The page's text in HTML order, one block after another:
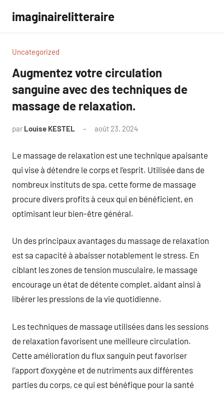
contenu
imaginairelitteraire
Uncategorized
Augmentez votre circulation
sanguine avec des techniques de
massage de relaxation.
par Louise KESTEL août 23, 2024
Le massage de relaxation est une technique apaisante
qui vise à détendre le corps et l’esprit. Utilisée dans de
nombreux instituts de spa, cette forme de massage
procure divers profits à ceux qui en bénéficient, en
optimisant leur bien-être général.
Un des principaux avantages du massage de relaxation
est sa capacité à abaisser notablement le stress. En
ciblant les zones de tension musculaire, le massage
encourage un état de détente complet, aidant ainsi à
libérer les pressions de la vie quotidienne.
Les techniques de massage utilisées dans les sessions
de relaxation favorisent une meilleure circulation.
Cette amélioration du flux sanguin peut favoriser
l’apport d’oxygène et de nutriments aux différentes
parties du corps, ce qui est bénéfique pour la santé